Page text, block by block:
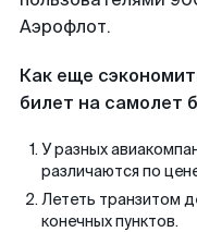
Аэрофлот.
Как еще
билет на самолет
У разных
различаются по
Лететь транзитом
конечных пунктов.